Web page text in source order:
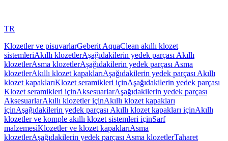
TR
Klozetler ve pisuvarlarGeberit AquaClean akıllı klozet
sistemleriAkıllı klozetlerAşağıdakilerin yedek parçası Akıllı
klozetlerAsma klozetlerAşağıdakilerin yedek parçası Asma
klozetlerAkıllı klozet kapaklarıAşağıdakilerin yedek parçası Akıllı
klozet kapaklarıKlozet seramikleri içinAşağıdakilerin yedek parçası
Klozet seramikleri içinAksesuarlarAşağıdakilerin yedek parçası
AksesuarlarAkıllı klozetler içinAkıllı klozet kapakları
içinAşağıdakilerin yedek parçası Akıllı klozet kapakları içinAkıllı
klozetler ve komple akıllı klozet sistemleri içinSarf
malzemesiKlozetler ve klozet kapaklarıAsma
klozetlerAşağıdakilerin yedek parçası Asma klozetlerTaharet